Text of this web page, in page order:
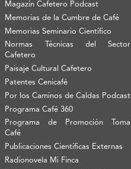
Magazín Cafetero Podcast
Memorias de la Cumbre de Café
Memorias Seminario Científico
Normas Técnicas del Sector
Cafetero
Paisaje Cultural Cafetero
Patentes Cenicafé
Por los Caminos de Caldas Podcast
Programa Café 360
Programa de Promoción Toma
Café
Publicaciones Científicas Externas
Radionovela Mi Finca